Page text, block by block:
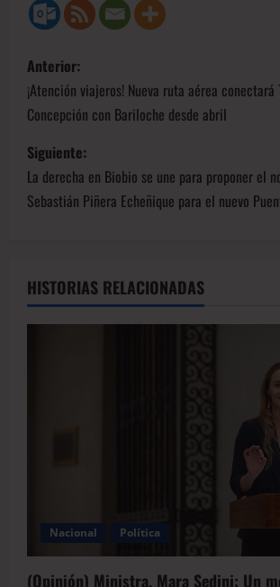
Anterior:
¡Atención viajeros! Nueva ruta aérea conectará
Concepción con Bariloche desde abril
Siguiente:
La derecha en Biobio se une para proponer el
Sebastián Piñera Echeñique para el nuevo
HISTORIAS RELACIONADAS
Nacional Política
(Opinión) Ministra, Mara Sedini: Un